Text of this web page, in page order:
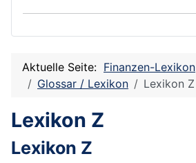
Aktuelle Seite: Finanzen-Lexikon
Glossar / Lexikon
Lexikon Z
Lexikon Z
Lexikon Z